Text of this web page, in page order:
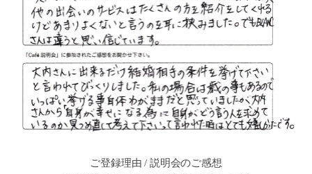
ご登録理由 / 説明会のご感想